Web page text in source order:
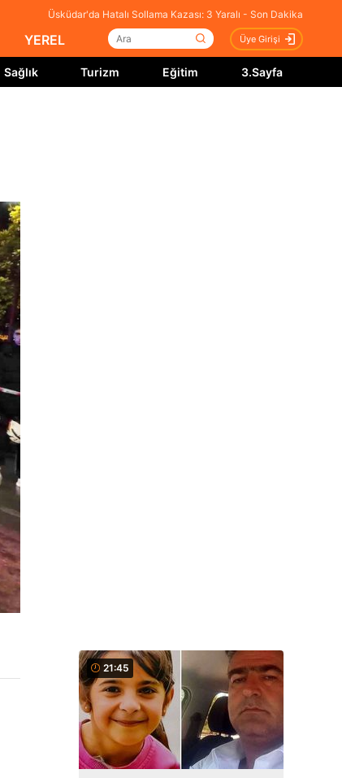
Üsküdar'da Hatalı Sollama Kazası: 3 Yaralı - Son Dakika
YEREL Üye Girişi
Sağlık Turizm Eğitim 3.Sayfa
21:45